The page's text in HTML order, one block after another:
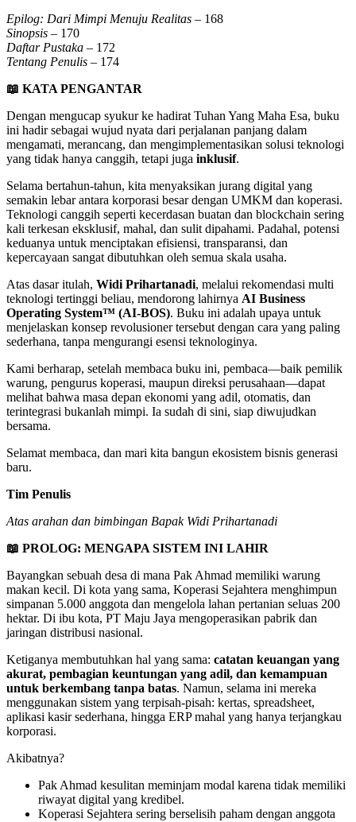
Epilog: Dari Mimpi Menuju Realitas – 168
Sinopsis – 170
Daftar Pustaka – 172
Tentang Penulis – 174
📖 KATA PENGANTAR
Dengan mengucap syukur ke hadirat Tuhan Yang Maha Esa, buku
ini hadir sebagai wujud nyata dari perjalanan panjang dalam
mengamati, merancang, dan mengimplementasikan solusi teknologi
yang tidak hanya canggih, tetapi juga inklusif.
Selama bertahun-tahun, kita menyaksikan jurang digital yang
semakin lebar antara korporasi besar dengan UMKM dan koperasi.
Teknologi canggih seperti kecerdasan buatan dan blockchain sering
kali terkesan eksklusif, mahal, dan sulit dipahami. Padahal, potensi
keduanya untuk menciptakan efisiensi, transparansi, dan
kepercayaan sangat dibutuhkan oleh semua skala usaha.
Atas dasar itulah, Widi Prihartanadi, melalui rekomendasi multi
teknologi tertinggi beliau, mendorong lahirnya AI Business
Operating System™ (AI-BOS). Buku ini adalah upaya untuk
menjelaskan konsep revolusioner tersebut dengan cara yang paling
sederhana, tanpa mengurangi esensi teknologinya.
Kami berharap, setelah membaca buku ini, pembaca—baik pemilik
warung, pengurus koperasi, maupun direksi perusahaan—dapat
melihat bahwa masa depan ekonomi yang adil, otomatis, dan
terintegrasi bukanlah mimpi. Ia sudah di sini, siap diwujudkan
bersama.
Selamat membaca, dan mari kita bangun ekosistem bisnis generasi
baru.
Tim Penulis
Atas arahan dan bimbingan Bapak Widi Prihartanadi
📖 PROLOG: MENGAPA SISTEM INI LAHIR
Bayangkan sebuah desa di mana Pak Ahmad memiliki warung
makan kecil. Di kota yang sama, Koperasi Sejahtera menghimpun
simpanan 5.000 anggota dan mengelola lahan pertanian seluas 200
hektar. Di ibu kota, PT Maju Jaya mengoperasikan pabrik dan
jaringan distribusi nasional.
Ketiganya membutuhkan hal yang sama: catatan keuangan yang
akurat, pembagian keuntungan yang adil, dan kemampuan
untuk berkembang tanpa batas. Namun, selama ini mereka
menggunakan sistem yang terpisah-pisah: kertas, spreadsheet,
aplikasi kasir sederhana, hingga ERP mahal yang hanya terjangkau
korporasi.
Akibatnya?
Pak Ahmad kesulitan meminjam modal karena tidak memiliki
riwayat digital yang kredibel.
Koperasi Sejahtera sering berselisih paham dengan anggota